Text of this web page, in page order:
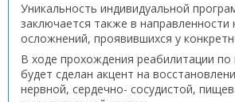
Уникальность индивидуальной
заключается также в направленности
осложнений, проявившихся у
В ходе прохождения реабилитации
будет сделан акцент на
нервной, сердечно- сосудистой,